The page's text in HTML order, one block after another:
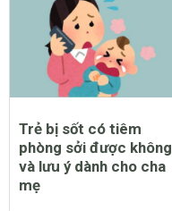
Trẻ bị sốt có tiêm
phòng sởi được không
và lưu ý dành cho cha
mẹ